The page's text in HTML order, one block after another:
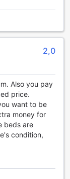
комфорт и
за пране,
и уют. За тези,
всяко
място.
Wi-Fi в
позволява
на
за
и
2,0
Also you pay
price.
want to be
money for
beds are
condition,